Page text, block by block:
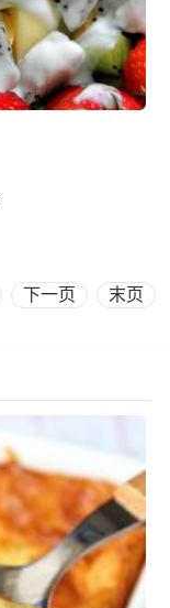
下一页 末页